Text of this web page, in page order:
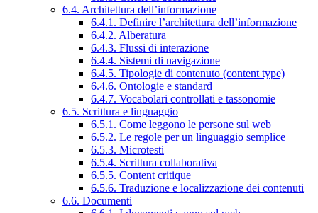
6.4. Architettura dell’informazione
6.4.1. Definire l’architettura dell’informazione
6.4.2. Alberatura
6.4.3. Flussi di interazione
6.4.4. Sistemi di navigazione
6.4.5. Tipologie di contenuto (content type)
6.4.6. Ontologie e standard
6.4.7. Vocabolari controllati e tassonomie
6.5. Scrittura e linguaggio
6.5.1. Come leggono le persone sul web
6.5.2. Le regole per un linguaggio semplice
6.5.3. Microtesti
6.5.4. Scrittura collaborativa
6.5.5. Content critique
6.5.6. Traduzione e localizzazione dei contenuti
6.6. Documenti